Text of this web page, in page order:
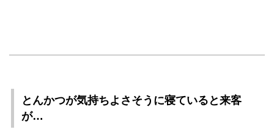
とんかつが気持ちよさそうに寝ていると来客
が…